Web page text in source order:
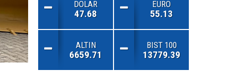
DOLAR
47.68
EURO
55.13
ALTIN
6659.71
BIST 100
13779.39